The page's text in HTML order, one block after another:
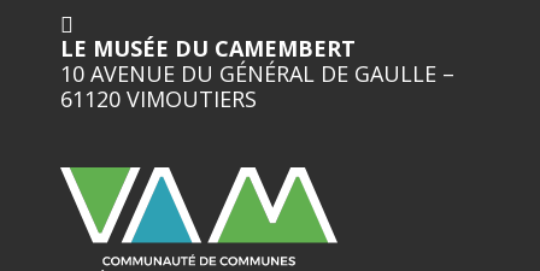
LE MUSÉE DU CAMEMBERT
10 AVENUE DU GÉNÉRAL DE GAULLE –
61120 VIMOUTIERS